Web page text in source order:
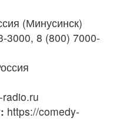
(Минусинск)
3000, 8 (800) 7000-
https://comedy-